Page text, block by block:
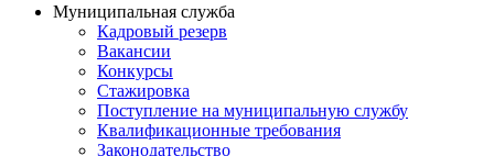
Муниципальная служба
Кадровый резерв
Вакансии
Конкурсы
Стажировка
Поступление на муниципальную службу
Квалификационные требования
Законодательство